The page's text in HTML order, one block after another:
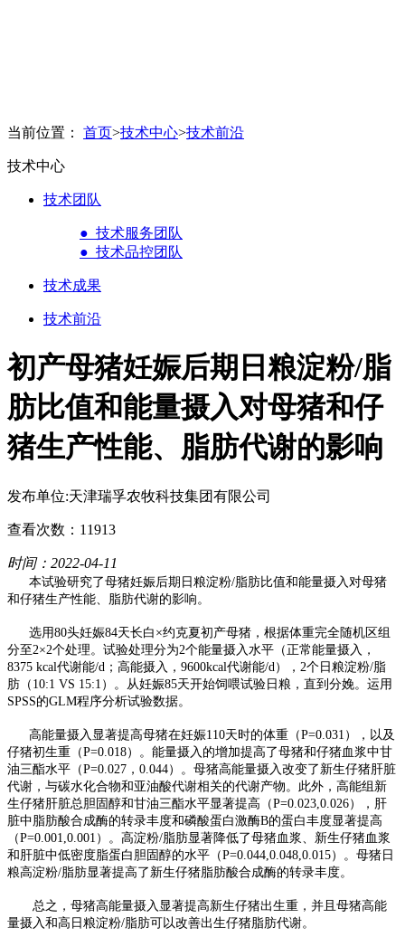
当前位置： 首页>技术中心>技术前沿
技术中心
技术团队
● 技术服务团队
● 技术品控团队
技术成果
技术前沿
初产母猪妊娠后期日粮淀粉/脂
肪比值和能量摄入对母猪和仔
猪生产性能、脂肪代谢的影响
发布单位:天津瑞孚农牧科技集团有限公司
查看次数：11913
时间：2022-04-11
本试验研究了母猪妊娠后期日粮淀粉/脂肪比值和能量摄入对母猪
和仔猪生产性能、脂肪代谢的影响。
选用80头妊娠84天长白×约克夏初产母猪，根据体重完全随机区组
分至2×2个处理。试验处理分为2个能量摄入水平（正常能量摄入，
8375 kcal代谢能/d；高能摄入，9600kcal代谢能/d），2个日粮淀粉/脂
肪（10:1 VS 15:1）。从妊娠85天开始饲喂试验日粮，直到分娩。运用
SPSS的GLM程序分析试验数据。
高能量摄入显著提高母猪在妊娠110天时的体重（P=0.031），以及
仔猪初生重（P=0.018）。能量摄入的增加提高了母猪和仔猪血浆中甘
油三酯水平（P=0.027，0.044）。母猪高能量摄入改变了新生仔猪肝脏
代谢，与碳水化合物和亚油酸代谢相关的代谢产物。此外，高能组新
生仔猪肝脏总胆固醇和甘油三酯水平显著提高（P=0.023,0.026），肝
脏中脂肪酸合成酶的转录丰度和磷酸蛋白激酶B的蛋白丰度显著提高
（P=0.001,0.001）。高淀粉/脂肪显著降低了母猪血浆、新生仔猪血浆
和肝脏中低密度脂蛋白胆固醇的水平（P=0.044,0.048,0.015）。母猪日
粮高淀粉/脂肪显著提高了新生仔猪脂肪酸合成酶的转录丰度。
总之，母猪高能量摄入显著提高新生仔猪出生重，并且母猪高能
量摄入和高日粮淀粉/脂肪可以改善出生仔猪脂肪代谢。